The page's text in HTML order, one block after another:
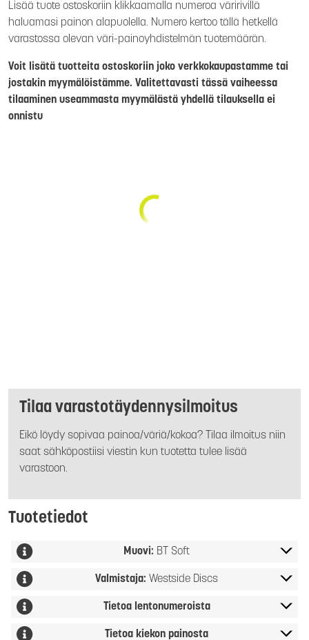
Lisää tuote ostoskoriin klikkaamalla numeroa väririvillä
haluamasi painon alapuolella. Numero kertoo tällä hetkellä
varastossa olevan väri-painoyhdistelmän tuotemäärän.
Voit lisätä tuotteita ostoskoriin joko verkkokaupastamme tai
jostakin myymälöistämme. Valitettavasti tässä vaiheessa
tilaaminen useammasta myymälästä yhdellä tilauksella ei
onnistu
Tilaa varastotäydennysilmoitus
Eikö löydy sopivaa painoa/väriä/kokoa? Tilaa ilmoitus niin
saat sähköpostiisi viestin kun tuotetta tulee lisää
varastoon.
Tuotetiedot
Muovi: BT Soft
Valmistaja: Westside Discs
Tietoa lentonumeroista
Tietoa kiekon painosta